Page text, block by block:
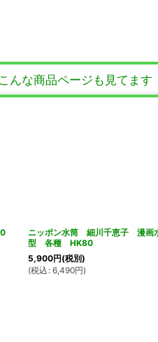
んな商品ページも見てます
ニッポン水筒 細川千恵子 漫画
型 各種 HK80
5,900円(税別)
(税込 : 6,490円)